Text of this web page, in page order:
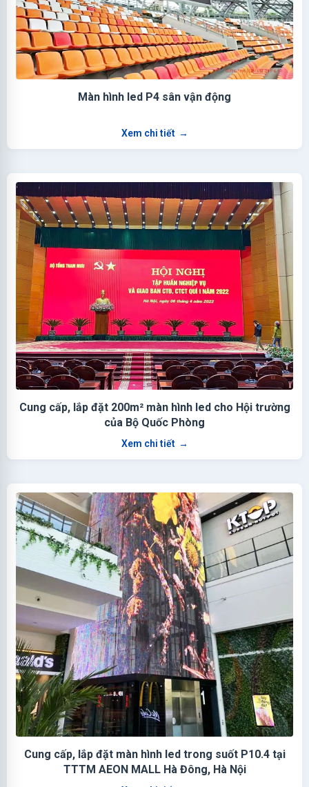
Màn hình led P4 sân vận động
Xem chi tiết →
Cung cấp, lắp đặt 200m² màn hình led cho Hội trường
của Bộ Quốc Phòng
Xem chi tiết →
Cung cấp, lắp đặt màn hình led trong suốt P10.4 tại
TTTM AEON MALL Hà Đông, Hà Nội